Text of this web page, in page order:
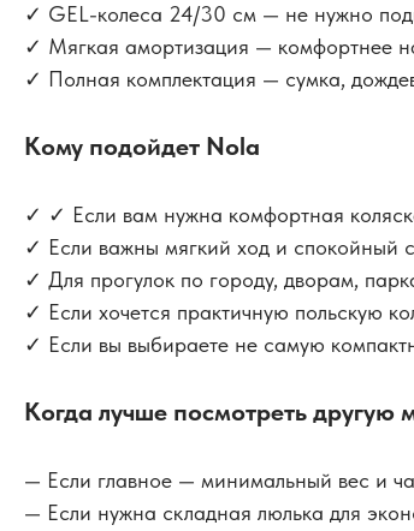
✓ GEL-колеса 24/30 см — не нужно
✓ Мягкая амортизация — комфортнее
✓ Полная комплектация — сумка,
Кому подойдет Nola
✓ ✓ Если вам нужна комфортная
✓ Если важны мягкий ход и спокойный
✓ Для прогулок по городу, дворам,
✓ Если хочется практичную польскую
✓ Если вы выбираете не самую
Когда лучше посмотреть другую
— Если главное — минимальный вес и
— Если нужна складная люлька для